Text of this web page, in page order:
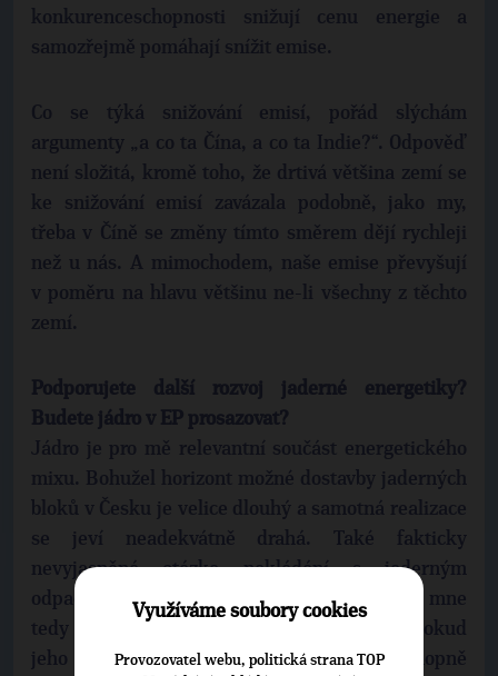
konkurenceschopnosti snižují cenu energie a
samozřejmě pomáhají snížit emise.
Co se týká snižování emisí, pořád slýchám
argumenty „a co ta Čína, a co ta Indie?“. Odpověď
není složitá, kromě toho, že drtivá většina zemí se
ke snižování emisí zavázala podobně, jako my,
třeba v Číně se změny tímto směrem dějí rychleji
než u nás. A mimochodem, naše emise převyšují
v poměru na hlavu většinu ne-li všechny z těchto
zemí.
Podporujete další rozvoj jaderné energetiky?
Budete jádro v EP prosazovat?
Jádro je pro mě relevantní součást energetického
mixu. Bohužel horizont možné dostavby jaderných
bloků v Česku je velice dlouhý a samotná realizace
se jeví neadekvátně drahá. Také fakticky
nevyjasněná otázka nakládání s jaderným
odpadem mluví spíše v jeho neprospěch. Pro mne
tedy bude hrát jádro reálnou roli jen tehdy, pokud
jeho využití nepovede k nekonkurenceschopně
Využíváme soubory cookies
Provozovatel webu, politická strana TOP